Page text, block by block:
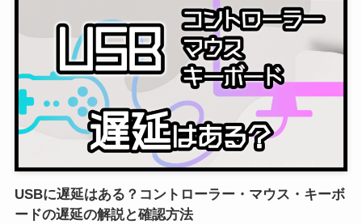
USBに遅延はある？コントローラー・マウス・キーボ
ードの遅延の解説と確認方法